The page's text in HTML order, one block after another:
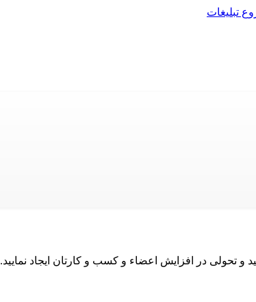
تبلیغات
و تحولی در افزایش اعضاء و کسب و کارتان ایجاد نمایید.